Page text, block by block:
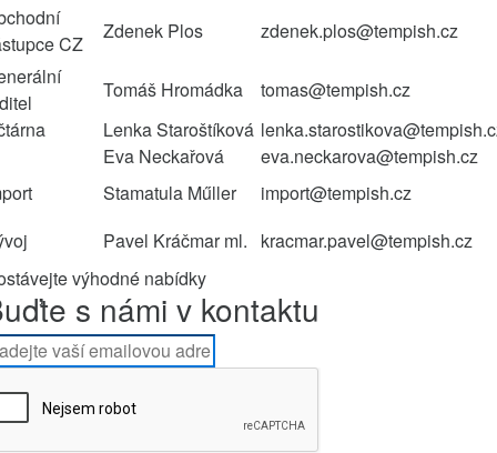
CZ
Zdenek Plos
zdenek.plos@tempish.cz
Tomáš Hromádka
tomas@tempish.cz
Lenka Staroštíková
Eva Neckařová
eva.neckarova@tempish.cz
Stamatula Műller
import@tempish.cz
Pavel Kráčmar ml.
kracmar.pavel@tempish.cz
výhodné nabídky
s námi v kontaktu